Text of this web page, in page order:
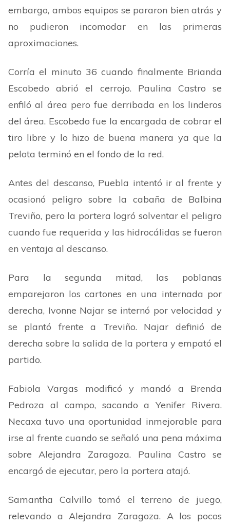
embargo, ambos equipos se pararon bien atrás y
no pudieron incomodar en las primeras
aproximaciones.
Corría el minuto 36 cuando finalmente Brianda
Escobedo abrió el cerrojo. Paulina Castro se
enfiló al área pero fue derribada en los linderos
del área. Escobedo fue la encargada de cobrar el
tiro libre y lo hizo de buena manera ya que la
pelota terminó en el fondo de la red.
Antes del descanso, Puebla intentó ir al frente y
ocasionó peligro sobre la cabaña de Balbina
Treviño, pero la portera logró solventar el peligro
cuando fue requerida y las hidrocálidas se fueron
en ventaja al descanso.
Para la segunda mitad, las poblanas
emparejaron los cartones en una internada por
derecha, Ivonne Najar se internó por velocidad y
se plantó frente a Treviño. Najar definió de
derecha sobre la salida de la portera y empató el
partido.
Fabiola Vargas modificó y mandó a Brenda
Pedroza al campo, sacando a Yenifer Rivera.
Necaxa tuvo una oportunidad inmejorable para
irse al frente cuando se señaló una pena máxima
sobre Alejandra Zaragoza. Paulina Castro se
encargó de ejecutar, pero la portera atajó.
Samantha Calvillo tomó el terreno de juego,
relevando a Alejandra Zaragoza. A los pocos